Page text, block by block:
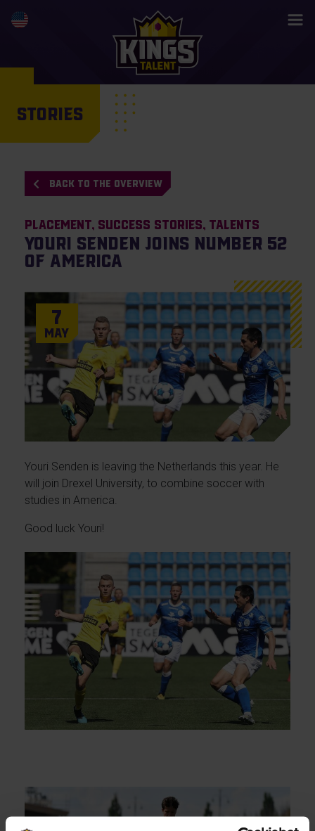
STORIES
BACK TO THE OVERVIEW
Placement Success Stories Talents
Youri Senden joins number 52
of America
7
May
Youri Senden is leaving the Netherlands this year. He
will join Drexel University, to combine soccer with
studies in America.
Good luck Youri!